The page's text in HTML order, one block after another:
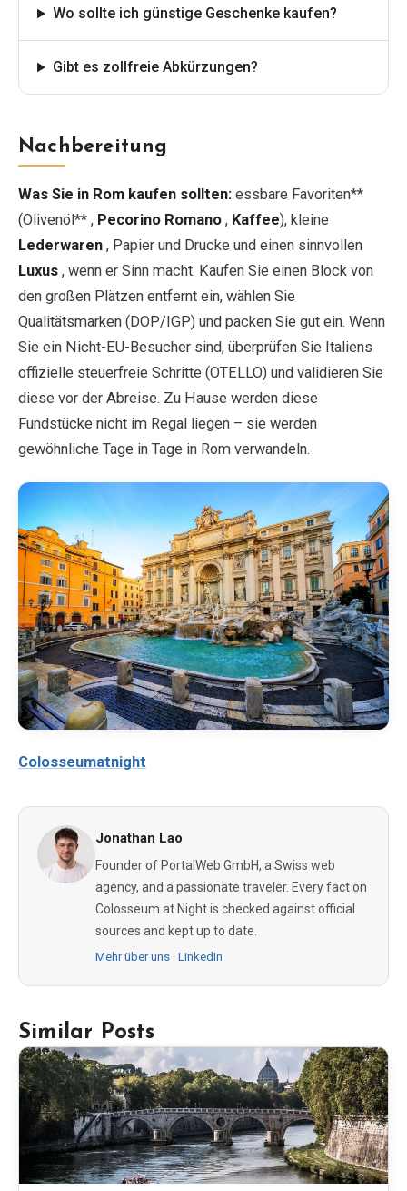
Wo sollte ich günstige Geschenke kaufen?
Gibt es zollfreie Abkürzungen?
Nachbereitung
Was Sie in Rom kaufen sollten: essbare Favoriten**
(Olivenöl** , Pecorino Romano , Kaffee), kleine
Lederwaren , Papier und Drucke und einen sinnvollen
Luxus , wenn er Sinn macht. Kaufen Sie einen Block von
den großen Plätzen entfernt ein, wählen Sie
Qualitätsmarken (DOP/IGP) und packen Sie gut ein. Wenn
Sie ein Nicht-EU-Besucher sind, überprüfen Sie Italiens
offizielle steuerfreie Schritte (OTELLO) und validieren Sie
diese vor der Abreise. Zu Hause werden diese
Fundstücke nicht im Regal liegen – sie werden
gewöhnliche Tage in Tage in Rom verwandeln.
Colosseumatnight
Jonathan Lao
Founder of PortalWeb GmbH, a Swiss web
agency, and a passionate traveler. Every fact on
Colosseum at Night is checked against official
sources and kept up to date.
Mehr über uns · LinkedIn
Similar Posts